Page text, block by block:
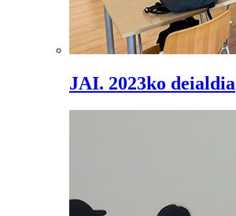
JAI. 2023ko deialdia